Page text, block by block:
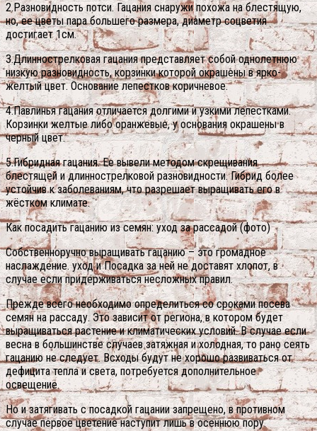
2.Разновидность потси. Гацания снаружи похожа на блестящую,
но, ее цветы пара большего размера, диаметр соцветия
достигает 1см.
3.Длиннострелковая гацания представляет собой однолетнюю
низкую разновидность, корзинки которой окрашены в ярко-
желтый цвет. Основание лепестков коричневое.
4.Павлинья гацания отличается долгими и узкими лепестками.
Корзинки желтые либо оранжевые, у основания окрашены в
черный цвет.
5.Гибридная гацания. Ее вывели методом скрещивания
блестящей и длиннострелковой разновидности. Гибрид более
устойчив к заболеваниям, что разрешает выращивать его в
жёстком климате.
Как посадить гацанию из семян: уход за рассадой (фото)
Собственноручно выращивать гацанию – это громадное
наслаждение. уход и Посадка за ней не доставят хлопот, в
случае если придерживаться несложных правил.
Прежде всего необходимо определиться со сроками посева
семян на рассаду. Это зависит от региона, в котором будет
выращиваться растение и климатических условий. В случае если
весна в большинстве случаев затяжная и холодная, то рано сеять
гацанию не следует. Всходы будут не хорошо развиваться от
дефицита тепла и света, потребуется дополнительное
освещение.
Но и затягивать с посадкой гацании запрещено, в противном
случае первое цветение наступит лишь в осеннюю пору.